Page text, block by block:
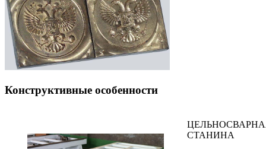
Конструктивные особенности
СТАНИНА